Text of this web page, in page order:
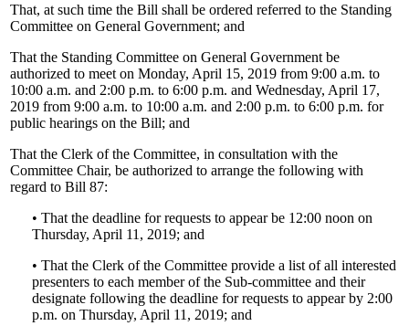
That, at such time the Bill shall be ordered referred to the Standing
Committee on General Government; and
That the Standing Committee on General Government be
authorized to meet on Monday, April 15, 2019 from 9:00 a.m. to
10:00 a.m. and 2:00 p.m. to 6:00 p.m. and Wednesday, April 17,
2019 from 9:00 a.m. to 10:00 a.m. and 2:00 p.m. to 6:00 p.m. for
public hearings on the Bill; and
That the Clerk of the Committee, in consultation with the
Committee Chair, be authorized to arrange the following with
regard to Bill 87:
• That the deadline for requests to appear be 12:00 noon on
Thursday, April 11, 2019; and
• That the Clerk of the Committee provide a list of all interested
presenters to each member of the Sub-committee and their
designate following the deadline for requests to appear by 2:00
p.m. on Thursday, April 11, 2019; and